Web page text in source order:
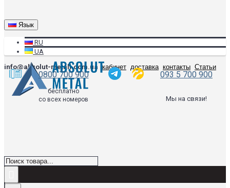
Язык
RU
UA
info@absolut-metall.com.ua
кабинет доставка контакты Статьи
0800 700 900 093 5 700 900
бесплатно
со всех номеров
Мы на связи!